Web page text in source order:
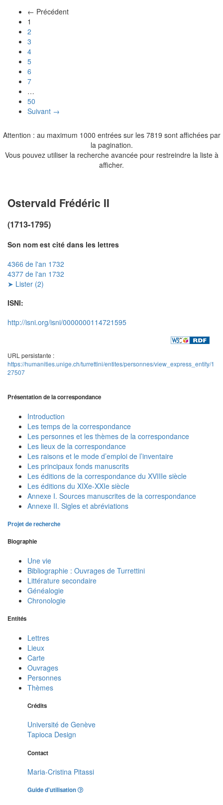
← Précédent
1
2
3
4
5
6
7
…
50
Suivant →
Attention : au maximum 1000 entrées sur les 7819 sont affichées par
la pagination.
Vous pouvez utiliser la recherche avancée pour restreindre la liste à
afficher.
Ostervald Frédéric II
(1713-1795)
Son nom est cité dans les lettres
4366 de l'an 1732
4377 de l'an 1732
➤ Lister (2)
ISNI:
http://isni.org/isni/0000000114721595
URL persistante :
https://humanities.unige.ch/turrettini/entites/personnes/view_express_entity/1
27507
Présentation de la correspondance
Introduction
Les temps de la correspondance
Les personnes et les thèmes de la correspondance
Les lieux de la correspondance
Les raisons et le mode d’emploi de l’inventaire
Les principaux fonds manuscrits
Les éditions de la correspondance du XVIIIe siècle
Les éditions du XIXe-XXIe siècle
Annexe I. Sources manuscrites de la correspondance
Annexe II. Sigles et abréviations
Projet de recherche
Biographie
Une vie
Bibliographie : Ouvrages de Turrettini
Littérature secondaire
Généalogie
Chronologie
Entités
Lettres
Lieux
Carte
Ouvrages
Personnes
Thèmes
Crédits
Université de Genève
Tapioca Design
Contact
Maria-Cristina Pitassi
Guide d'utilisation